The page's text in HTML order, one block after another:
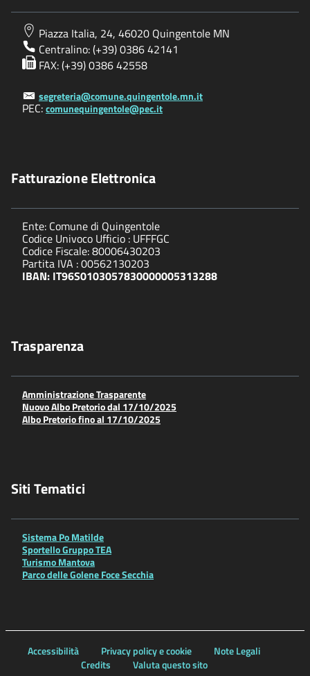
Piazza Italia, 24, 46020 Quingentole MN
Centralino: (+39) 0386 42141
FAX: (+39) 0386 42558
segreteria@comune.quingentole.mn.it
PEC:comunequingentole@pec.it
Fatturazione Elettronica
Ente: Comune di Quingentole
Codice Univoco Ufficio : UFFFGC
Codice Fiscale: 80006430203
Partita IVA : 00562130203
IBAN: IT96S0103057830000005313288
Trasparenza
Amministrazione Trasparente
Nuovo Albo Pretorio dal 17/10/2025
Albo Pretorio fino al 17/10/2025
Siti Tematici
Sistema Po Matilde
Sportello Gruppo TEA
Turismo Mantova
Parco delle Golene Foce Secchia
Accessibilità Privacy policy e cookie
Note Legali
Credits
Valuta questo sito